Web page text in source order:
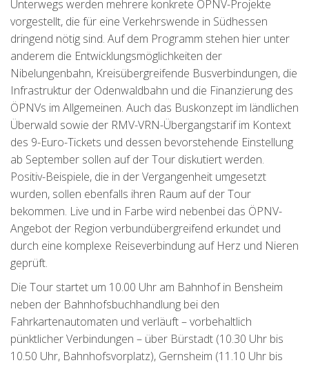
Unterwegs werden mehrere konkrete ÖPNV-Projekte
vorgestellt, die für eine Verkehrswende in Südhessen
dringend nötig sind. Auf dem Programm stehen hier unter
anderem die Entwicklungsmöglichkeiten der
Nibelungenbahn, Kreisübergreifende Busverbindungen, die
Infrastruktur der Odenwaldbahn und die Finanzierung des
ÖPNVs im Allgemeinen. Auch das Buskonzept im ländlichen
Überwald sowie der RMV-VRN-Übergangstarif im Kontext
des 9-Euro-Tickets und dessen bevorstehende Einstellung
ab September sollen auf der Tour diskutiert werden.
Positiv-Beispiele, die in der Vergangenheit umgesetzt
wurden, sollen ebenfalls ihren Raum auf der Tour
bekommen. Live und in Farbe wird nebenbei das ÖPNV-
Angebot der Region verbundübergreifend erkundet und
durch eine komplexe Reiseverbindung auf Herz und Nieren
geprüft.
Die Tour startet um 10.00 Uhr am Bahnhof in Bensheim
neben der Bahnhofsbuchhandlung bei den
Fahrkartenautomaten und verläuft – vorbehaltlich
pünktlicher Verbindungen – über Bürstadt (10.30 Uhr bis
10.50 Uhr, Bahnhofsvorplatz), Gernsheim (11.10 Uhr bis